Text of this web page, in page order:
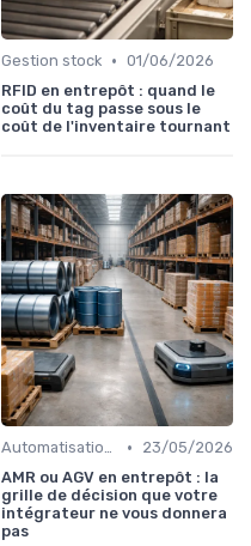
Gestion stock • 01/06/2026
RFID en entrepôt : quand le
coût du tag passe sous le
coût de l'inventaire tournant
Automatisation processus •
23/05/2026
AMR ou AGV en entrepôt : la
grille de décision que votre
intégrateur ne vous donnera
pas